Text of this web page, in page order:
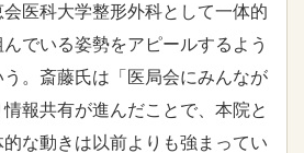
医科大学整形外科として一体的
でいる姿勢をアピールするよう
。斎藤氏は「医局会にみんなが
報共有が進んだことで、本院と
な動きは以前よりも強まってい